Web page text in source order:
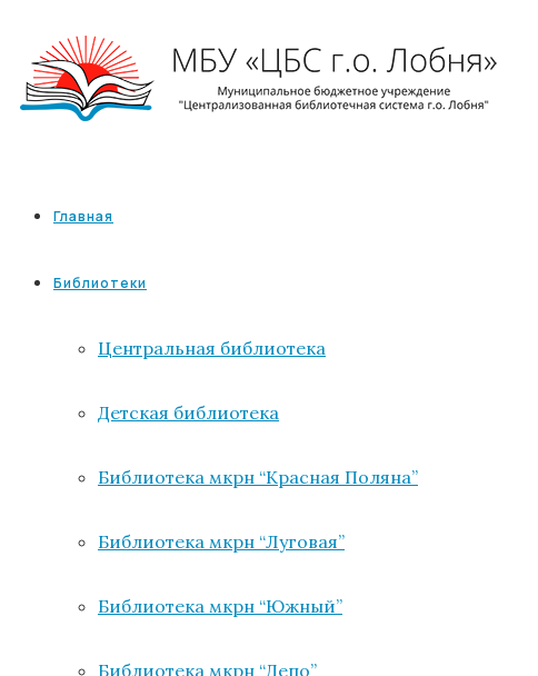
Главная
Библиотеки
Центральная библиотека
Детская библиотека
Библиотека мкрн “Красная Поляна”
Библиотека мкрн “Луговая”
Библиотека мкрн “Южный”
Библиотека мкрн “Депо”